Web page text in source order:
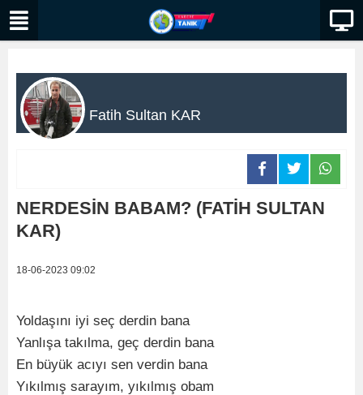
Fatih Sultan KAR
NERDESİN BABAM? (FATİH SULTAN
KAR)
18-06-2023 09:02
Yoldaşını iyi seç derdin bana
Yanlışa takılma, geç derdin bana
En büyük acıyı sen verdin bana
Yıkılmış sarayım, yıkılmış obam